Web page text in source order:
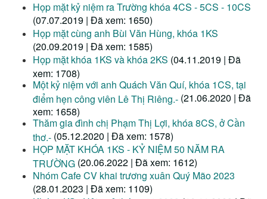
Họp mặt kỷ niệm ra Trường khóa 4CS - 5CS - 10CS
(07.07.2019 | Đã xem: 1650)
Họp mặt cùng anh Bùi Văn Hùng, khóa 1KS
(20.09.2019 | Đã xem: 1585)
Họp mặt khóa 1KS và khóa 2KS (04.11.2019 | Đã
xem: 1708)
Một kỷ niệm với anh Quách Văn Quí, khóa 1CS, tại
điểm hẹn công viên Lê Thị Riêng.- (21.06.2020 | Đã
xem: 1658)
Thăm gia đình chị Phạm Thị Lợi, khóa 8CS, ở Cần
thơ.- (05.12.2020 | Đã xem: 1578)
HỌP MẶT KHÓA 1KS - KỶ NIỆM 50 NĂM RA
TRƯỜNG (20.06.2022 | Đã xem: 1612)
Nhóm Cafe CV khai trương xuân Quý Mão 2023
(28.01.2023 | Đã xem: 1109)